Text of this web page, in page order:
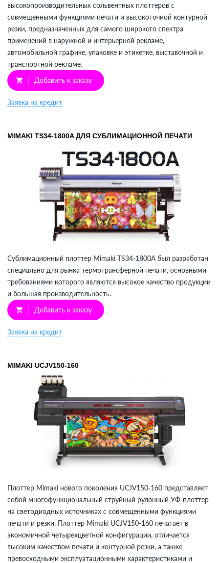
высокопроизводительных сольвентных плоттеров с
совмещенными функциями печати и высокоточной контурной
резки, предназначенных для самого широкого спектра
применений в наружной и интерьерной рекламе,
автомобильной графике, упаковке и этикетке, выставочной и
транспортной рекламе.
shopping_cart Добавить к заказу
Заявка на кредит
MIMAKI TS34-1800A ДЛЯ СУБЛИМАЦИОННОЙ ПЕЧАТИ
Сублимационный плоттер Mimaki TS34-1800A был разработан
специально для рынка термотрансферной печати, основными
требованиями которого являются высокое качество продукции
и большая производительность.
shopping_cart Добавить к заказу
Заявка на кредит
MIMAKI UCJV150-160
Плоттер Mimaki нового поколения UCJV150-160 представляет
собой многофункциональный струйный рулонный УФ-плоттер
на светодиодных источниках с совмещенными функциями
печати и резки. Плоттер Mimaki UCJV150-160 печатает в
экономичной четырехцветной конфигурации, отличается
высоким качеством печати и контурной резки, а также
превосходными эксплуатационными характеристиками и